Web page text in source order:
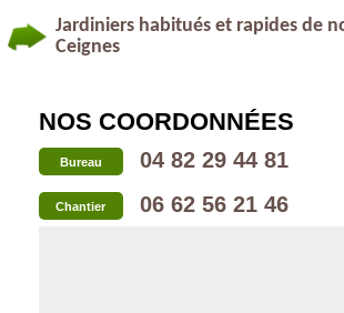
Jardiniers habitués et rapides de
Ceignes
NOS COORDONNÉES
Bureau 04 82 29 44 81
Chantier 06 62 56 21 46